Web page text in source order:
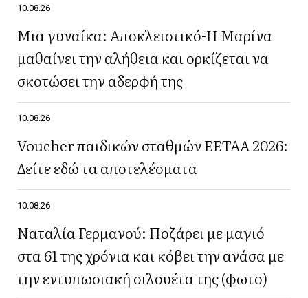
10.08.26
Μια γυναίκα: Αποκλειστικό-Η Μαρίνα
μαθαίνει την αλήθεια και ορκίζεται να
σκοτώσει την αδερφή της
10.08.26
Voucher παιδικών σταθμών ΕΕΤΑΑ 2026:
Δείτε εδώ τα αποτελέσματα
10.08.26
Ναταλία Γερμανού: Ποζάρει με μαγιό
στα 61 της χρόνια και κόβει την ανάσα με
την εντυπωσιακή σιλουέτα της (φωτο)